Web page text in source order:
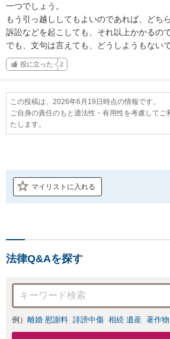
一つでしょう。
もう引っ越ししてもよいのであれば、どち
訴訟などを起こしても、それ以上かかるの
でも、文句は言えても、どうしようもない
役に立った 2
この投稿は、2026年6月19日時点の情報です。
ご自身の責任のもと適法性・有用性を考慮して
たします。
マイリストに入れる
法律Q&Aを探す
例） 離婚 慰謝料 誹謗中傷 相続 遺産 著作